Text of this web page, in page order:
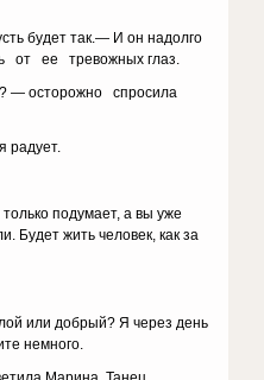
будет так.— И он надолго
от ее тревожных глаз.
— осторожно спросила
радует.
подумает, а вы уже
Будет жить человек, как за
или добрый? Я через день
немного.